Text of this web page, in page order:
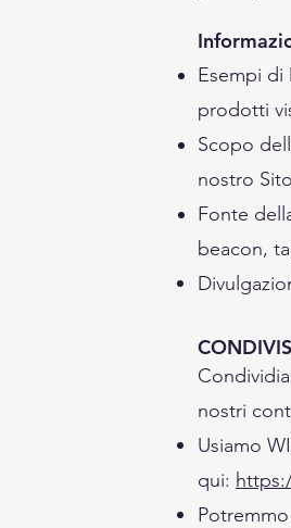
Esempi di
prodotti
Scopo
nostro
Fonte
beacon,
nostri
Usiamo
qui: